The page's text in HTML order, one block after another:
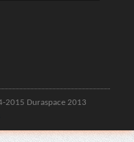
2015 Duraspace 2013